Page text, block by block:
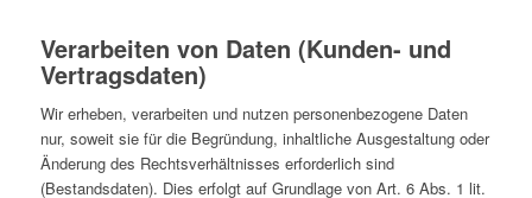
Verarbeiten von Daten (Kunden- und
Vertragsdaten)
Wir erheben, verarbeiten und nutzen personenbezogene Daten
nur, soweit sie für die Begründung, inhaltliche Ausgestaltung oder
Änderung des Rechtsverhältnisses erforderlich sind
(Bestandsdaten). Dies erfolgt auf Grundlage von Art. 6 Abs. 1 lit.